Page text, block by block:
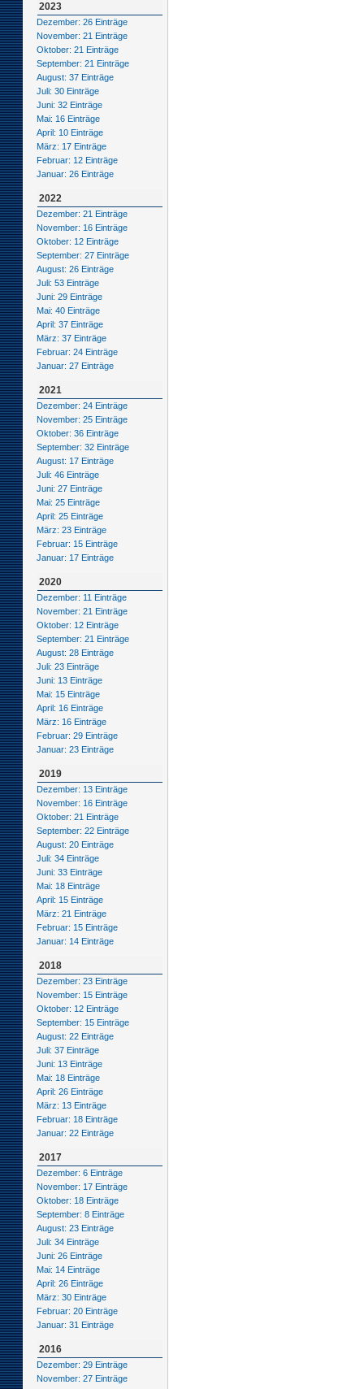
2023
Dezember: 26 Einträge
November: 21 Einträge
Oktober: 21 Einträge
September: 21 Einträge
August: 37 Einträge
Juli: 30 Einträge
Juni: 32 Einträge
Mai: 16 Einträge
April: 10 Einträge
März: 17 Einträge
Februar: 12 Einträge
Januar: 26 Einträge
2022
Dezember: 21 Einträge
November: 16 Einträge
Oktober: 12 Einträge
September: 27 Einträge
August: 26 Einträge
Juli: 53 Einträge
Juni: 29 Einträge
Mai: 40 Einträge
April: 37 Einträge
März: 37 Einträge
Februar: 24 Einträge
Januar: 27 Einträge
2021
Dezember: 24 Einträge
November: 25 Einträge
Oktober: 36 Einträge
September: 32 Einträge
August: 17 Einträge
Juli: 46 Einträge
Juni: 27 Einträge
Mai: 25 Einträge
April: 25 Einträge
März: 23 Einträge
Februar: 15 Einträge
Januar: 17 Einträge
2020
Dezember: 11 Einträge
November: 21 Einträge
Oktober: 12 Einträge
September: 21 Einträge
August: 28 Einträge
Juli: 23 Einträge
Juni: 13 Einträge
Mai: 15 Einträge
April: 16 Einträge
März: 16 Einträge
Februar: 29 Einträge
Januar: 23 Einträge
2019
Dezember: 13 Einträge
November: 16 Einträge
Oktober: 21 Einträge
September: 22 Einträge
August: 20 Einträge
Juli: 34 Einträge
Juni: 33 Einträge
Mai: 18 Einträge
April: 15 Einträge
März: 21 Einträge
Februar: 15 Einträge
Januar: 14 Einträge
2018
Dezember: 23 Einträge
November: 15 Einträge
Oktober: 12 Einträge
September: 15 Einträge
August: 22 Einträge
Juli: 37 Einträge
Juni: 13 Einträge
Mai: 18 Einträge
April: 26 Einträge
März: 13 Einträge
Februar: 18 Einträge
Januar: 22 Einträge
2017
Dezember: 6 Einträge
November: 17 Einträge
Oktober: 18 Einträge
September: 8 Einträge
August: 23 Einträge
Juli: 34 Einträge
Juni: 26 Einträge
Mai: 14 Einträge
April: 26 Einträge
März: 30 Einträge
Februar: 20 Einträge
Januar: 31 Einträge
2016
Dezember: 29 Einträge
November: 27 Einträge